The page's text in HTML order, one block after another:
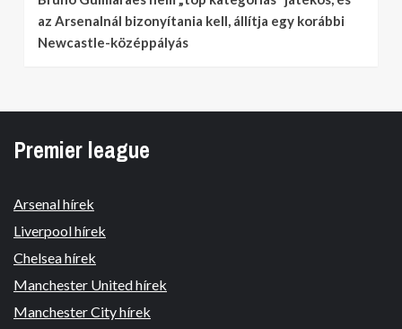
az Arsenalnál bizonyítania kell, állítja egy korábbi
Newcastle-középpályás
Premier league
Arsenal hírek
Liverpool hírek
Chelsea hírek
Manchester United hírek
Manchester City hírek